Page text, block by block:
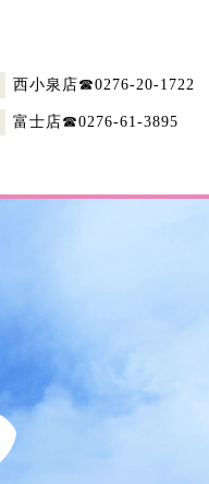
西小泉店☎︎0276-20-1722
富士店☎︎0276-61-3895